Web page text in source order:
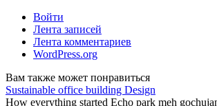
Войти
Лента записей
Лента комментариев
WordPress.org
Вам также может понравиться
Sustainable office building Design
How everything started Echo park meh